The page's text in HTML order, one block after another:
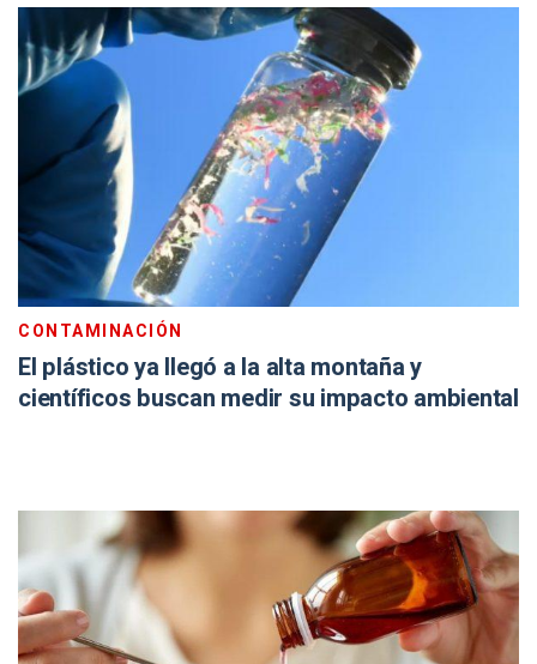
CONTAMINACIÓN
El plástico ya llegó a la alta montaña y
científicos buscan medir su impacto ambiental